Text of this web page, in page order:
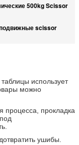
500kg Scissor
scissor
использует
можно
процесса, прокладка
ушибы.